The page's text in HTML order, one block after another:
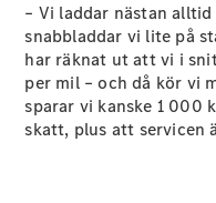
Alla Vito
Vito Skåpbil
Vito Mixto
– Vi laddar nästan
snabbladdar vi lite på
har räknat ut att vi i
per mil – och då kör vi
sparar vi kanske 1 000
skatt, plus att servicen